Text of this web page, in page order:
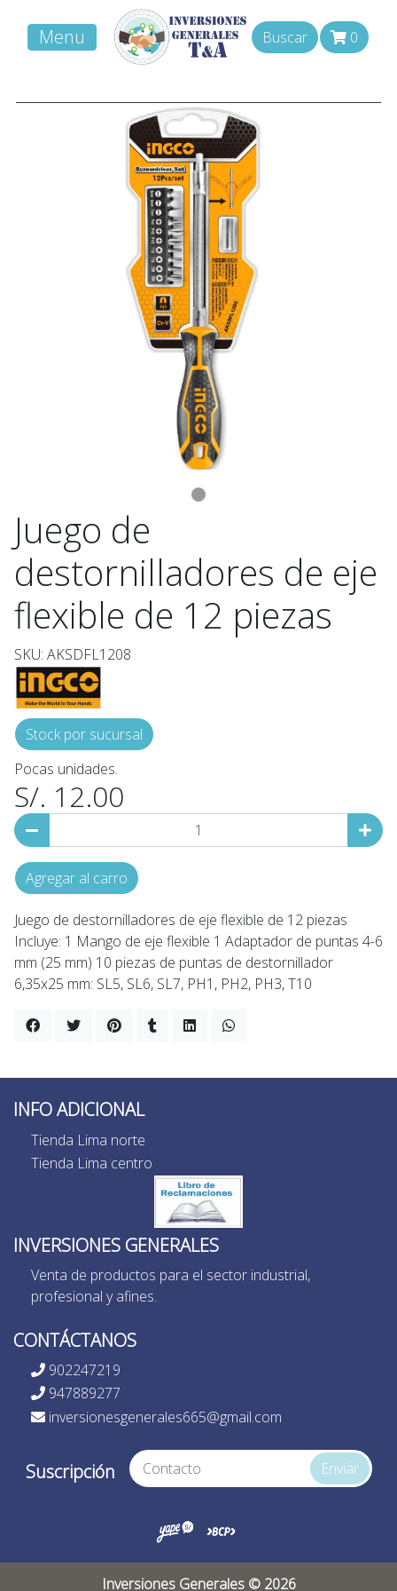
Menu Buscar 0
Juego de
destornilladores de eje
flexible de 12 piezas
SKU: AKSDFL1208
Stock por sucursal
Pocas unidades.
S/. 12.00
Agregar al carro
Juego de destornilladores de eje flexible de 12 piezas
Incluye: 1 Mango de eje flexible 1 Adaptador de puntas 4-6
mm (25 mm) 10 piezas de puntas de destornillador
6,35x25 mm: SL5, SL6, SL7, PH1, PH2, PH3, T10
INFO ADICIONAL
Tienda Lima norte
Tienda Lima centro
INVERSIONES GENERALES
Venta de productos para el sector industrial,
profesional y afines.
CONTÁCTANOS
902247219
947889277
inversionesgenerales665@gmail.com
Suscripción Enviar
Inversiones Generales © 2026